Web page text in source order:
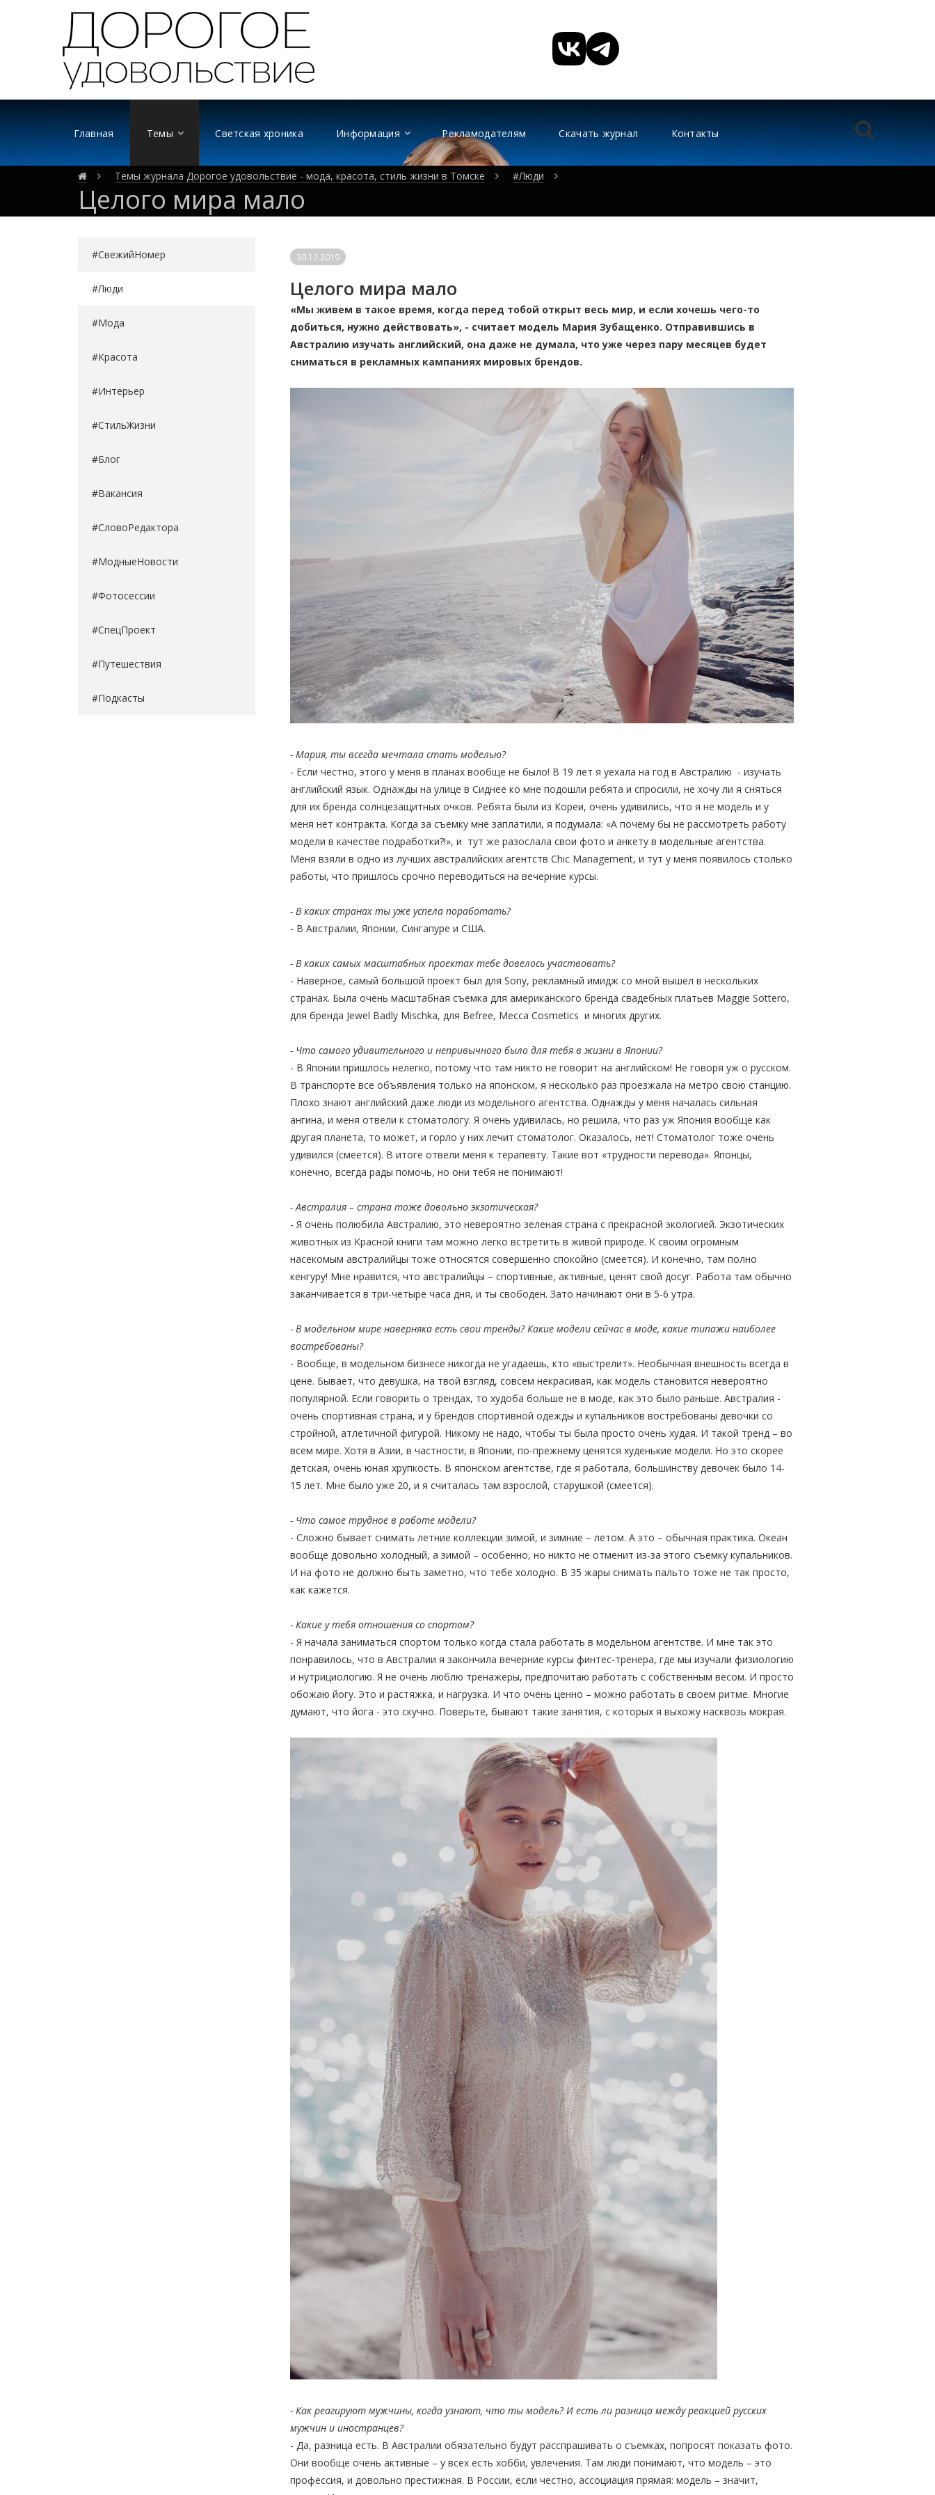
Главная Темы Светская хроника Информация Рекламодателям Скачать журнал Контакты
Темы журнала Дорогое удовольствие - мода, красота, стиль жизни в Томске #Люди
Целого мира мало
#СвежийНомер
#Люди
#Мода
#Красота
#Интерьер
#СтильЖизни
#Блог
#Вакансия
#СловоРедактора
#МодныеНовости
#Фотосессии
#СпецПроект
#Путешествия
#Подкасты
30.12.2019
Целого мира мало
«Мы живем в такое время, когда перед тобой открыт весь мир, и если хочешь чего-то
добиться, нужно действовать», - считает модель Мария Зубащенко. Отправившись в
Австралию изучать английский, она даже не думала, что уже через пару месяцев будет
сниматься в рекламных кампаниях мировых брендов.
- Мария, ты всегда мечтала стать моделью?
- Если честно, этого у меня в планах вообще не было! В 19 лет я уехала на год в Австралию - изучать
английский язык. Однажды на улице в Сиднее ко мне подошли ребята и спросили, не хочу ли я сняться
для их бренда солнцезащитных очков. Ребята были из Кореи, очень удивились, что я не модель и у
меня нет контракта. Когда за съемку мне заплатили, я подумала: «А почему бы не рассмотреть работу
модели в качестве подработки?!», и тут же разослала свои фото и анкету в модельные агентства.
Меня взяли в одно из лучших австралийских агентств Chic Management, и тут у меня появилось столько
работы, что пришлось срочно переводиться на вечерние курсы.
- В каких странах ты уже успела поработать?
- В Австралии, Японии, Сингапуре и США.
- В каких самых масштабных проектах тебе довелось участвовать?
- Наверное, самый большой проект был для Sony, рекламный имидж со мной вышел в нескольких
странах. Была очень масштабная съемка для американского бренда свадебных платьев Maggie Sottero,
для бренда Jewel Badly Mischka, для Befree, Mecca Cosmetics и многих других.
- Что самого удивительного и непривычного было для тебя в жизни в Японии?
- В Японии пришлось нелегко, потому что там никто не говорит на английском! Не говоря уж о русском.
В транспорте все объявления только на японском, я несколько раз проезжала на метро свою станцию.
Плохо знают английский даже люди из модельного агентства. Однажды у меня началась сильная
ангина, и меня отвели к стоматологу. Я очень удивилась, но решила, что раз уж Япония вообще как
другая планета, то может, и горло у них лечит стоматолог. Оказалось, нет! Стоматолог тоже очень
удивился (смеется). В итоге отвели меня к терапевту. Такие вот «трудности перевода». Японцы,
конечно, всегда рады помочь, но они тебя не понимают!
- Австралия – страна тоже довольно экзотическая?
- Я очень полюбила Австралию, это невероятно зеленая страна с прекрасной экологией. Экзотических
животных из Красной книги там можно легко встретить в живой природе. К своим огромным
насекомым австралийцы тоже относятся совершенно спокойно (смеется). И конечно, там полно
кенгуру! Мне нравится, что австралийцы – спортивные, активные, ценят свой досуг. Работа там обычно
заканчивается в три-четыре часа дня, и ты свободен. Зато начинают они в 5-6 утра.
- В модельном мире наверняка есть свои тренды? Какие модели сейчас в моде, какие типажи наиболее
востребованы?
- Вообще, в модельном бизнесе никогда не угадаешь, кто «выстрелит». Необычная внешность всегда в
цене. Бывает, что девушка, на твой взгляд, совсем некрасивая, как модель становится невероятно
популярной. Если говорить о трендах, то худоба больше не в моде, как это было раньше. Австралия -
очень спортивная страна, и у брендов спортивной одежды и купальников востребованы девочки со
стройной, атлетичной фигурой. Никому не надо, чтобы ты была просто очень худая. И такой тренд – во
всем мире. Хотя в Азии, в частности, в Японии, по-прежнему ценятся худенькие модели. Но это скорее
детская, очень юная хрупкость. В японском агентстве, где я работала, большинству девочек было 14-
15 лет. Мне было уже 20, и я считалась там взрослой, старушкой (смеется).
- Что самое трудное в работе модели?
- Сложно бывает снимать летние коллекции зимой, и зимние – летом. А это – обычная практика. Океан
вообще довольно холодный, а зимой – особенно, но никто не отменит из-за этого съемку купальников.
И на фото не должно быть заметно, что тебе холодно. В 35 жары снимать пальто тоже не так просто,
как кажется.
- Какие у тебя отношения со спортом?
- Я начала заниматься спортом только когда стала работать в модельном агентстве. И мне так это
понравилось, что в Австралии я закончила вечерние курсы финтес-тренера, где мы изучали физиологию
и нутрициологию. Я не очень люблю тренажеры, предпочитаю работать с собственным весом. И просто
обожаю йогу. Это и растяжка, и нагрузка. И что очень ценно – можно работать в своем ритме. Многие
думают, что йога - это скучно. Поверьте, бывают такие занятия, с которых я выхожу насквозь мокрая.
- Как реагируют мужчины, когда узнают, что ты модель? И есть ли разница между реакцией русских
мужчин и иностранцев?
- Да, разница есть. В Австралии обязательно будут расспрашивать о съемках, попросят показать фото.
Они вообще очень активные – у всех есть хобби, увлечения. Там люди понимают, что модель – это
профессия, и довольно престижная. В России, если честно, ассоциация прямая: модель – значит,